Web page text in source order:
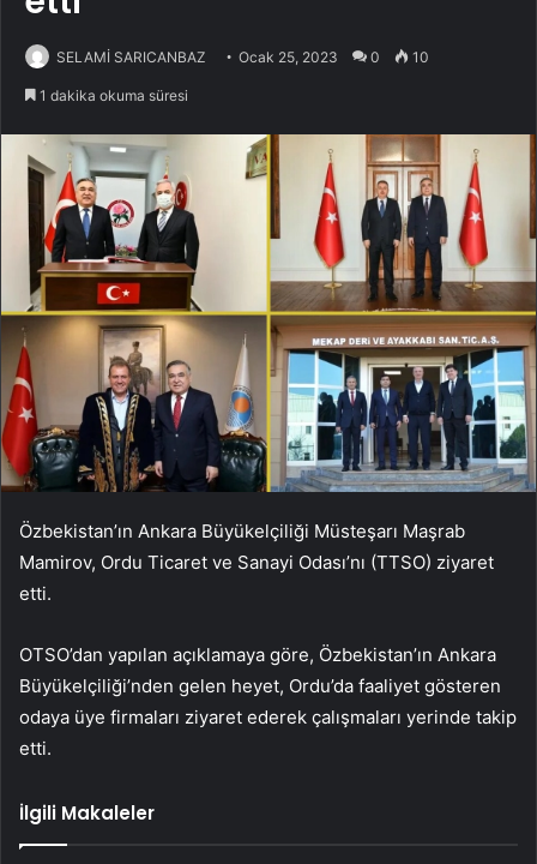
SELAMİ SARICANBAZ Ocak 25, 2023 0 10
1 dakika okuma süresi
Özbekistan’ın Ankara Büyükelçiliği Müsteşarı Maşrab
Mamirov, Ordu Ticaret ve Sanayi Odası’nı (TTSO) ziyaret
etti.
OTSO’dan yapılan açıklamaya göre, Özbekistan’ın Ankara
Büyükelçiliği’nden gelen heyet, Ordu’da faaliyet gösteren
odaya üye firmaları ziyaret ederek çalışmaları yerinde takip
etti.
İlgili Makaleler